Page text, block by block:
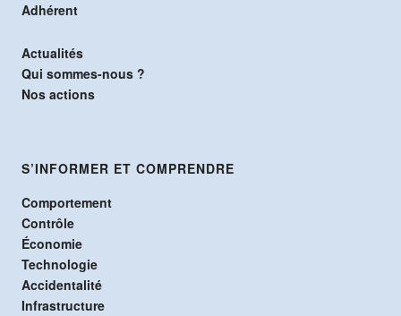
Adhérent
Actualités
Qui sommes-nous ?
Nos actions
S’INFORMER ET COMPRENDRE
Comportement
Contrôle
Économie
Technologie
Accidentalité
Infrastructure